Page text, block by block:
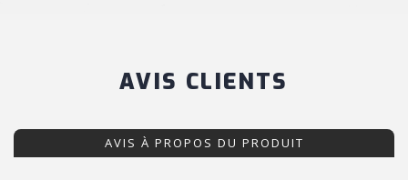
AVIS CLIENTS
AVIS À PROPOS DU PRODUIT